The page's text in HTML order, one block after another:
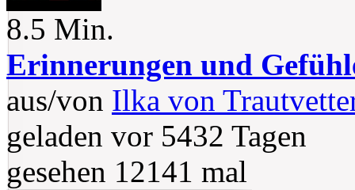
8.5 Min.
Erinnerungen und
aus/von Ilka von
geladen vor 5432 Tagen
gesehen 12141 mal